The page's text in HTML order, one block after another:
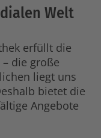
Welt
erfüllt die
die große
liegt uns
bietet die
Angebote